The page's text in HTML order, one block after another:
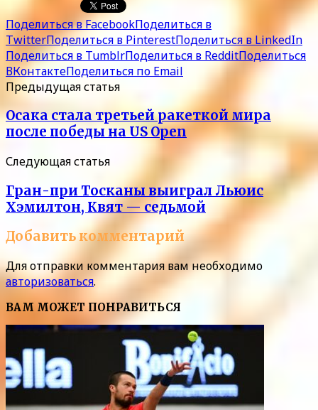
Поделиться в FacebookПоделиться в
TwitterПоделиться в PinterestПоделиться в LinkedIn
Поделиться в TumblrПоделиться в RedditПоделиться
ВКонтактеПоделиться по Email
Предыдущая статья
Осака стала третьей ракеткой мира
после победы на US Open
Следующая статья
Гран-при Тосканы выиграл Льюис
Хэмилтон, Квят — седьмой
Добавить комментарий
Для отправки комментария вам необходимо
авторизоваться.
ВАМ МОЖЕТ ПОНРАВИТЬСЯ